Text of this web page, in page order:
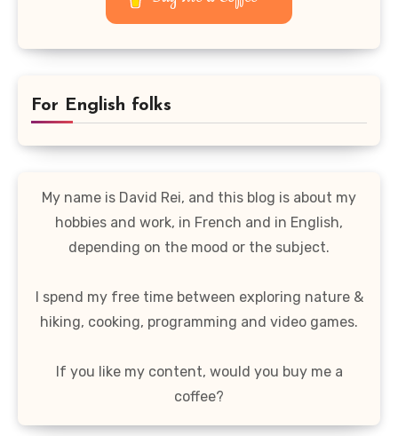
For English folks
My name is David Rei, and this blog is about my
hobbies and work, in French and in English,
depending on the mood or the subject.
I spend my free time between exploring nature &
hiking, cooking, programming and video games.
If you like my content, would you buy me a
coffee?